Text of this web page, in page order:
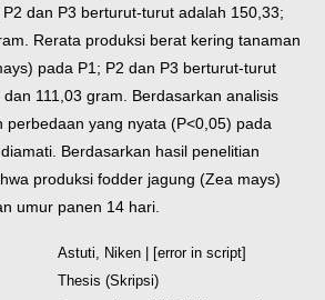
dan P3 berturut-turut adalah 150,33;
Rerata produksi berat kering tanaman
pada P1; P2 dan P3 berturut-turut
111,03 gram. Berdasarkan analisis
perbedaan yang nyata (P<0,05) pada
Berdasarkan hasil penelitian
produksi fodder jagung (Zea mays)
umur panen 14 hari.
Astuti, Niken | [error in script]
Thesis (Skripsi)